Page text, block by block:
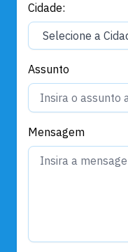
Cidade:
Assunto
Mensagem